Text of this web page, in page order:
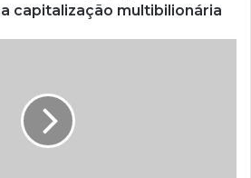
capitalização multibilionária